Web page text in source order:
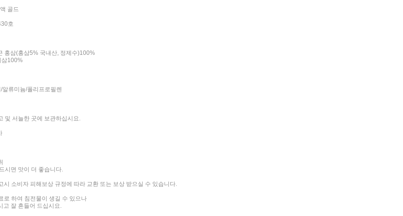
골드
호
홍삼(홍삼5% 국내산, 정제수)100%
삼100%
류미늄/폴리프로필렌
및 서늘한 곳에 보관하십시요.
시면 맛이 더 좋습니다.
시 소비자 피해보상 규정에 따라 교환 또는 보상 받으실 수 있습니다.
로 하여 침전물이 생길 수 있으나
고 잘 흔들어 드십시요.